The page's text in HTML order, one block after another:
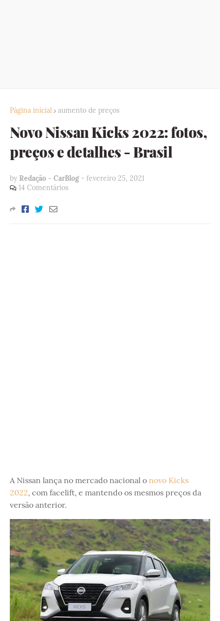
Página inicial aumento de preços
Novo Nissan Kicks 2022: fotos,
preços e detalhes - Brasil
by Redação - CarBlog - fevereiro 25, 2021
14 Comentários
A Nissan lança no mercado nacional o novo Kicks
2022, com facelift, e mantendo os mesmos preços da
versão anterior.